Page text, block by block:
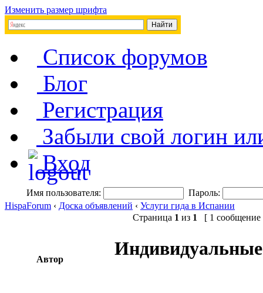
Изменить размер шрифта
Список форумов
Блог
Регистрация
Забыли свой логин
Вход
Имя пользователя:
Пароль:
HispaForum ‹ Доска объявлений ‹ Услуги гида в Испании
Страница 1 из 1 [ 1 сообщение
Автор
Индивидуальные